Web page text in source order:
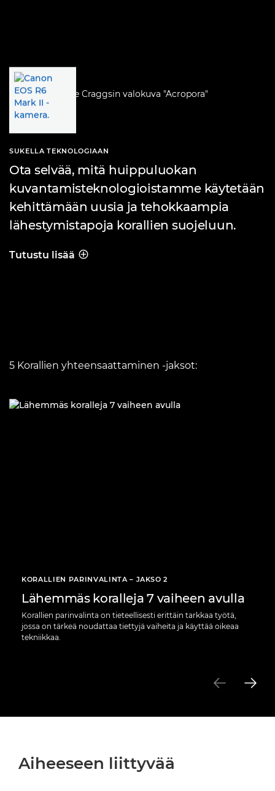
SUKELLA TEKNOLOGIAAN
Ota selvää, mitä huippuluokan
kuvantamisteknologioistamme käytetään
kehittämään uusia ja tehokkaampia
lähestymistapoja korallien suojeluun.
SUKELLA TEKNOLOGIAAN
Tutustu lisää
5 Korallien yhteensaattaminen ‑jaksot:
KORALLIEN PARINVALINTA – JAKSO 2
Lähemmäs koralleja 7 vaiheen avulla
Korallien parinvalinta on tieteellisesti erittäin tarkkaa työtä,
jossa on tärkeä noudattaa tiettyjä vaiheita ja käyttää oikeaa
tekniikkaa.
Aiheeseen liittyvää